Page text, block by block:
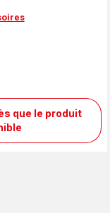
que le produit